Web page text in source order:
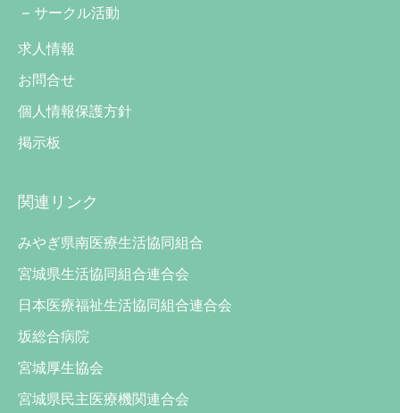
サークル活動
求人情報
お問合せ
個人情報保護方針
掲示板
関連リンク
みやぎ県南医療生活協同組合
宮城県生活協同組合連合会
日本医療福祉生活協同組合連合会
坂総合病院
宮城厚生協会
宮城県民主医療機関連合会